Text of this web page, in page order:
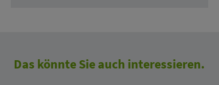
Das könnte Sie auch interessieren.